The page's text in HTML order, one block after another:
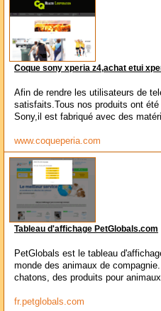
Coque sony xperia z4,achat etui
Afin de rendre les utilisateurs de
satisfaits.Tous nos produits ont
Sony,il est fabriqué avec des
www.coqueperia.com
Tableau d'affichage PetGlobals.com
PetGlobals est le tableau
monde des animaux de
chatons, des produits pour
fr.petglobals.com